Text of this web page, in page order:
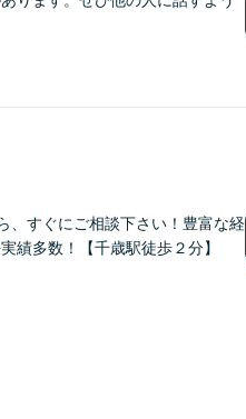
、すぐにご相談下さい！豊富な経
績多数！【千歳駅徒歩２分】